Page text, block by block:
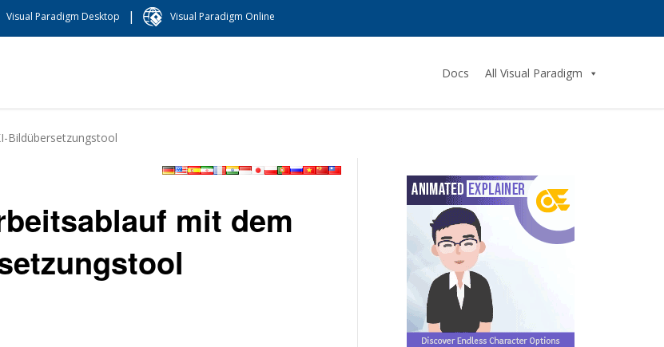
Visual Paradigm Desktop | Visual Paradigm Online
Docs All Visual Paradigm
Bildübersetzungstool
mit dem